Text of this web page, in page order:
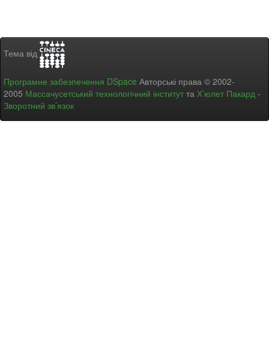
Тема від
Програмне забезпечення DSpace Авторські права © 2002-
2005 Массачусетський технологічний інститут та Х’юлет Пакард -
Зворотний зв’язок